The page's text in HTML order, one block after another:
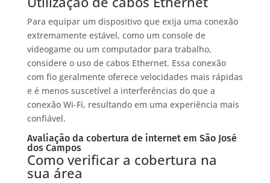
Para equipar um dispositivo que exija uma conexão
extremamente estável, como um console de
videogame ou um computador para trabalho,
considere o uso de cabos Ethernet. Essa conexão
com fio geralmente oferece velocidades mais rápidas
e é menos suscetível a interferências do que a
conexão Wi-Fi, resultando em uma experiência mais
confiável.
Avaliação da cobertura de internet em São José
dos Campos
Como verificar a cobertura na
sua área